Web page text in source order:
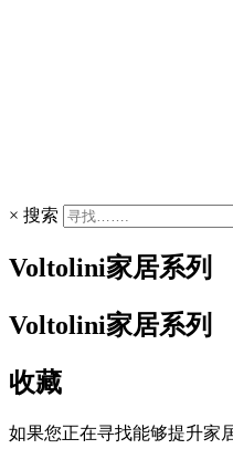
× 搜索
Voltolini家居系列
Voltolini家居系列
收藏
如果您正在寻找能够提升家